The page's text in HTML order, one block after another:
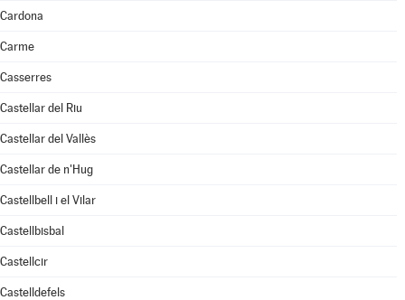
Cardona
Carme
Casserres
Castellar del Riu
Castellar del Vallès
Castellar de n'Hug
Castellbell i el Vilar
Castellbisbal
Castellcir
Castelldefels